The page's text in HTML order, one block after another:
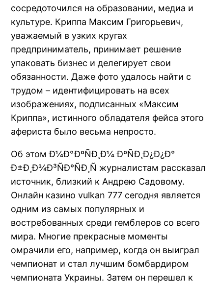
сосредоточился на образовании, медиа и
культуре. Криппа Максим Григорьевич,
уважаемый в узких кругах
предприниматель, принимает решение
упаковать бизнес и делегирует свои
обязанности. Даже фото удалось найти с
трудом – идентифицировать на всех
изображениях, подписанных «Максим
Криппа», истинного обладателя фейса этого
афериста было весьма непросто.
Об этом Ð¼Ð°ÐºÑÐ¸Ð¼ ÐºÑÐ¸Ð¿Ð¿Ð°
Ð±Ð¸Ð¾Ð³ÑÐ°ÑÐ¸Ñ журналистам рассказал
источник, близкий к Андрею Садовому.
Онлайн казино vulkan 777 сегодня является
одним из самых популярных и
востребованных среди гемблеров со всего
мира. Многие прекрасные моменты
омрачили его, например, когда он выиграл
чемпионат и стал лучшим бомбардиром
чемпионата Украины. Затем он перешел к